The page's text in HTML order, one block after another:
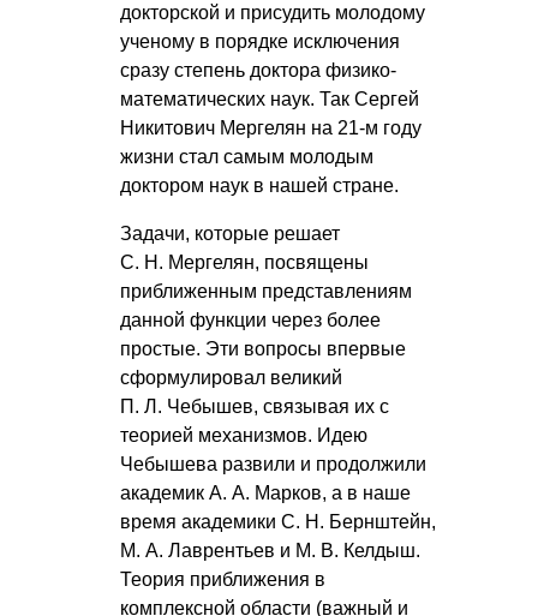
докторской и присудить молодому
ученому в порядке исключения
сразу степень доктора физико-
математических наук. Так Сергей
Никитович Мергелян на 21-м году
жизни стал самым молодым
доктором наук в нашей стране.
Задачи, которые решает
С. Н. Мергелян, посвящены
приближенным представлениям
данной функции через более
простые. Эти вопросы впервые
сформулировал великий
П. Л. Чебышев, связывая их с
теорией механизмов. Идею
Чебышева развили и продолжили
академик А. А. Марков, а в наше
время академики С. Н. Бернштейн,
М. А. Лаврентьев и М. В. Келдыш.
Теория приближения в
комплексной области (важный и